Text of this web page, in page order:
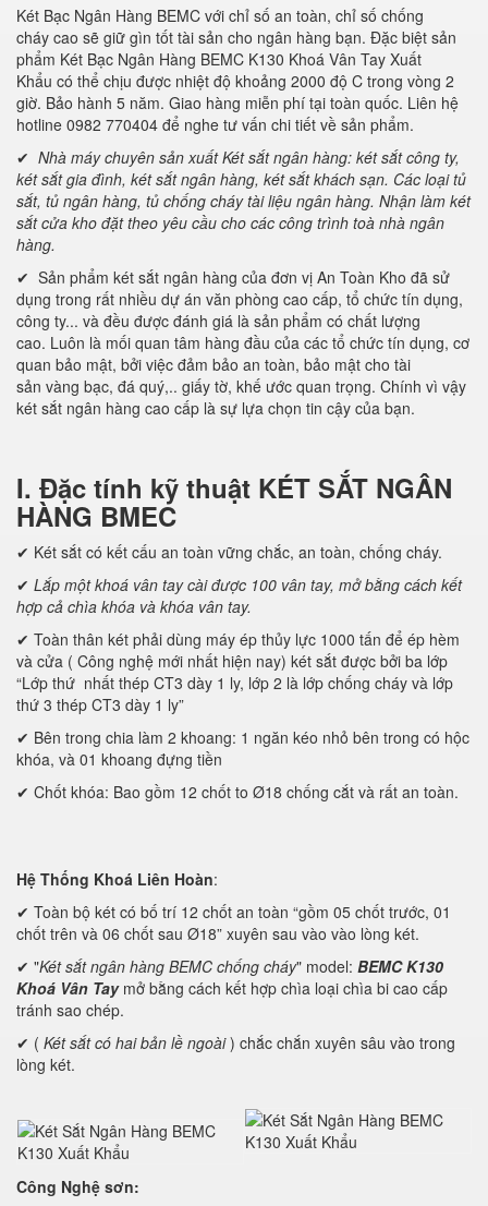
Két Bạc Ngân Hàng BEMC với chỉ số an toàn, chỉ số chống
cháy cao sẽ giữ gìn tốt tài sản cho ngân hàng bạn. Đặc biệt sản
phẩm Két Bạc Ngân Hàng BEMC K130 Khoá Vân Tay Xuất
Khẩu có thể chịu được nhiệt độ khoảng 2000 độ C trong vòng 2
giờ. Bảo hành 5 năm. Giao hàng miễn phí tại toàn quốc. Liên hệ
hotline 0982 770404 để nghe tư vấn chi tiết về sản phẩm.
✔ Nhà máy chuyên sản xuất Két sắt ngân hàng: két sắt công ty,
két sắt gia đình, két sắt ngân hàng, két sắt khách sạn. Các loại tủ
sắt, tủ ngân hàng, tủ chống cháy tài liệu ngân hàng. Nhận làm két
sắt cửa kho đặt theo yêu cầu cho các công trình toà nhà ngân
hàng.
✔ Sản phẩm két sắt ngân hàng của đơn vị An Toàn Kho đã sử
dụng trong rất nhiều dự án văn phòng cao cấp, tổ chức tín dụng,
công ty... và đều được đánh giá là sản phẩm có chất lượng
cao. Luôn là mối quan tâm hàng đầu của các tổ chức tín dụng, cơ
quan bảo mật, bởi việc đảm bảo an toàn, bảo mật cho tài
sản vàng bạc, đá quý,.. giấy tờ, khế ước quan trọng. Chính vì vậy
két sắt ngân hàng cao cấp là sự lựa chọn tin cậy của bạn.
I. Đặc tính kỹ thuật KÉT SẮT NGÂN
HÀNG BMEC
✔ Két sắt có kết cấu an toàn vững chắc, an toàn, chống cháy.
✔ Lắp một khoá vân tay cài được 100 vân tay, mở bằng cách kết
hợp cả chìa khóa và khóa vân tay.
✔ Toàn thân két phải dùng máy ép thủy lực 1000 tấn để ép hèm
và cửa ( Công nghệ mới nhất hiện nay) két sắt được bởi ba lớp
“Lớp thứ nhất thép CT3 dày 1 ly, lớp 2 là lớp chống cháy và lớp
thứ 3 thép CT3 dày 1 ly”
✔ Bên trong chia làm 2 khoang: 1 ngăn kéo nhỏ bên trong có hộc
khóa, và 01 khoang đựng tiền
✔ Chốt khóa: Bao gồm 12 chốt to Ø18 chống cắt và rất an toàn.
Hệ Thống Khoá Liên Hoàn:
✔ Toàn bộ két có bố trí 12 chốt an toàn “gồm 05 chốt trước, 01
chốt trên và 06 chốt sau Ø18” xuyên sau vào vào lòng két.
✔ "Két sắt ngân hàng BEMC chống cháy" model: BEMC K130
Khoá Vân Taymở bằng cách kết hợp chìa loại chìa bi cao cấp
tránh sao chép.
✔ ( Két sắt có hai bản lề ngoài) chắc chắn xuyên sâu vào trong
lòng két.
Công Nghệ sơn: